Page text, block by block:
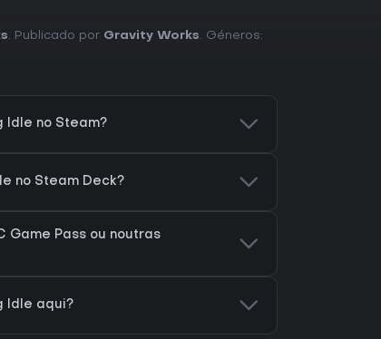
. Publicado por Gravity Works. Géneros:
Idle no Steam?
no Steam Deck?
Game Pass ou noutras
Idle aqui?